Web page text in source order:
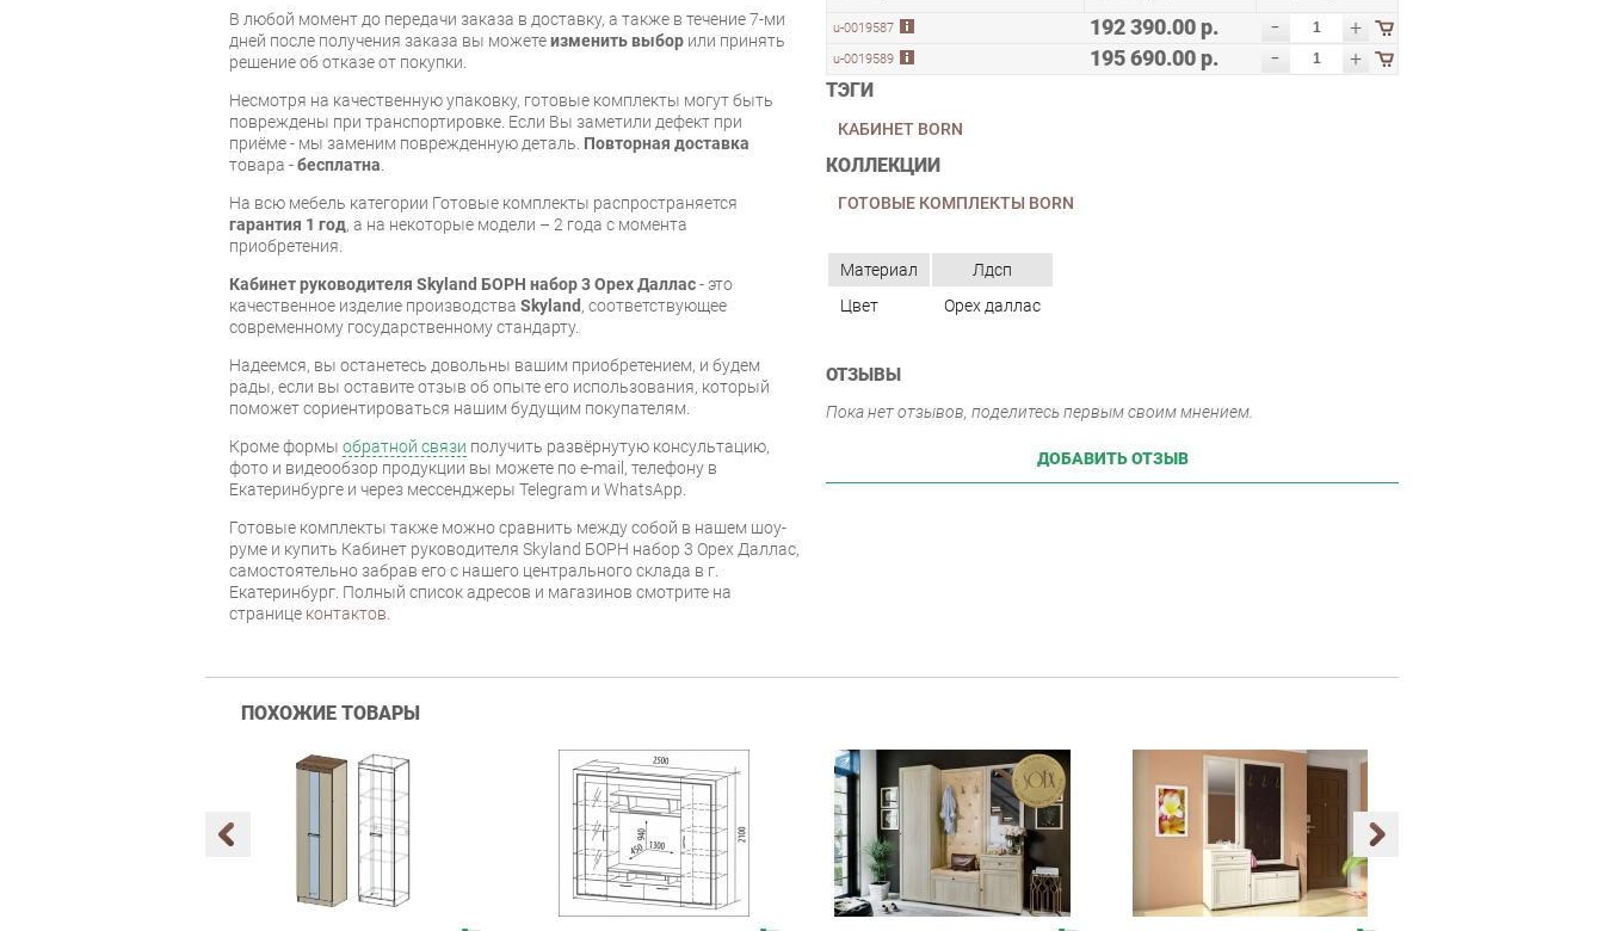
u-0019587 192 390.00 р. - +
u-0019589 195 690.00 р. - +
ТЭГИ
КАБИНЕТ BORN
КОЛЛЕКЦИИ
ГОТОВЫЕ КОМПЛЕКТЫ BORN
В любой момент до передачи заказа в доставку, а также в течение 7-ми
дней после получения заказа вы можетеизменить выбор или принять
решение об отказе от покупки.
Несмотря на качественную упаковку, готовые комплекты могут быть
повреждены при транспортировке. Если Вы заметили дефект при
приёме - мы заменим поврежденную деталь. Повторная доставка
товара -бесплатна.
На всю мебель категории Готовые комплекты распространяется
гарантия 1 год, а на некоторые модели – 2 года с момента
приобретения.
Кабинет руководителя Skyland БОРН набор 3 Орех Даллас- это
качественное изделие производства Skyland, соответствующее
современному государственному стандарту.
Надеемся, вы останетесь довольны вашим приобретением, и будем
рады, если вы оставите отзыв об опыте его использования, который
поможет сориентироваться нашим будущим покупателям.
Кроме формы обратной связи получить развёрнутую консультацию,
фото и видеообзор продукции вы можете по e-mail, телефону в
Екатеринбурге и через мессенджеры Telegram и WhatsApp.
Готовые комплекты также можно сравнить между собой в нашем шоу-
руме и купить Кабинет руководителя Skyland БОРН набор 3 Орех Даллас,
самостоятельно забрав его с нашего центрального склада в г.
Екатеринбург. Полный список адресов и магазинов смотрите на
странице контактов.
Материал
Лдсп
Цвет
Орех даллас
ОТЗЫВЫ
Пока нет отзывов, поделитесь первым своим мнением.
ДОБАВИТЬ ОТЗЫВ
ПОХОЖИЕ ТОВАРЫ